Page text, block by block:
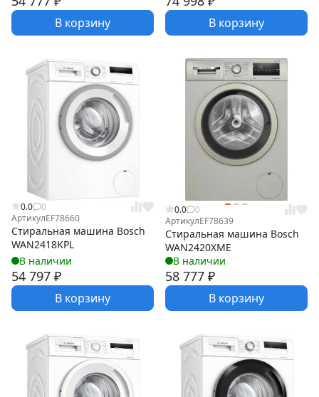
В корзину В корзину
0.0
0
АртикулEF78660
Стиральная машина Bosch
WAN2418KPL
В наличии
54 797 ₽
В корзину
0.0
0
АртикулEF78639
Стиральная машина Bosch
WAN2420XME
В наличии
58 777 ₽
В корзину